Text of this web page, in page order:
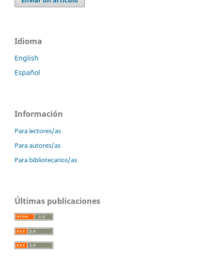
Idioma
English
Español
Información
Para lectores/as
Para autores/as
Para bibliotecarios/as
Últimas publicaciones